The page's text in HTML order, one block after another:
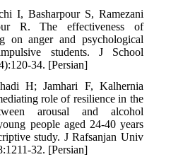
I, Basharpour S, Ramezani
R. The effectiveness of
on anger and psychological
students. J School
34. [Persian]
H; Jamhari F, Kalhernia
role of resilience in the
arousal and alcohol
people aged 24-40 years
study. J Rafsanjan Univ
32. [Persian]